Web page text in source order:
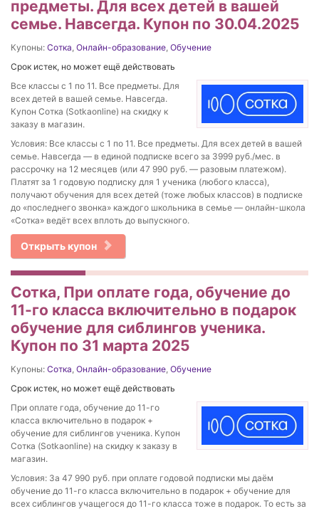
предметы. Для всех детей в вашей
семье. Навсегда. Купон по 30.04.2025
Купоны: Сотка Онлайн-образование Обучение
Срок истек, но может ещё действовать
Все классы с 1 по 11. Все предметы. Для
всех детей в вашей семье. Навсегда.
Купон Сотка (Sotkaonline) на скидку к
заказу в магазин.
Условия: Все классы с 1 по 11. Все предметы. Для всех детей в вашей
семье. Навсегда — в единой подписке всего за 3999 руб./мес. в
рассрочку на 12 месяцев (или 47 990 руб. — разовым платежом).
Платят за 1 годовую подписку для 1 ученика (любого класса),
получают обучения для всех детей (тоже любых классов) в подписке
до «последнего звонка» каждого школьника в семье — онлайн-школа
«Сотка» ведёт всех вплоть до выпускного.
Открыть купон
Сотка, При оплате года, обучение до
11-го класса включительно в подарок
обучение для сиблингов ученика.
Купон по 31 марта 2025
Купоны: Сотка Онлайн-образование Обучение
Срок истек, но может ещё действовать
При оплате года, обучение до 11-го
класса включительно в подарок +
обучение для сиблингов ученика. Купон
Сотка (Sotkaonline) на скидку к заказу в
магазин.
Условия: За 47 990 руб. при оплате годовой подписки мы даём
обучение до 11-го класса включительно в подарок + обучение для
всех сиблингов учащегося до 11-го класса тоже в подарок. То есть за